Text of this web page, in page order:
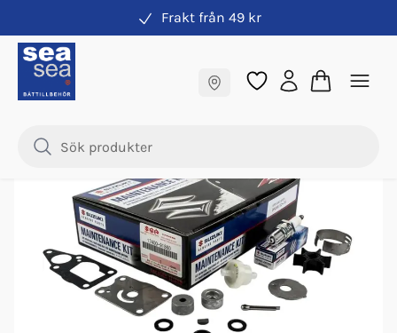
Frakt från 49 kr
Samma pris online & i butik